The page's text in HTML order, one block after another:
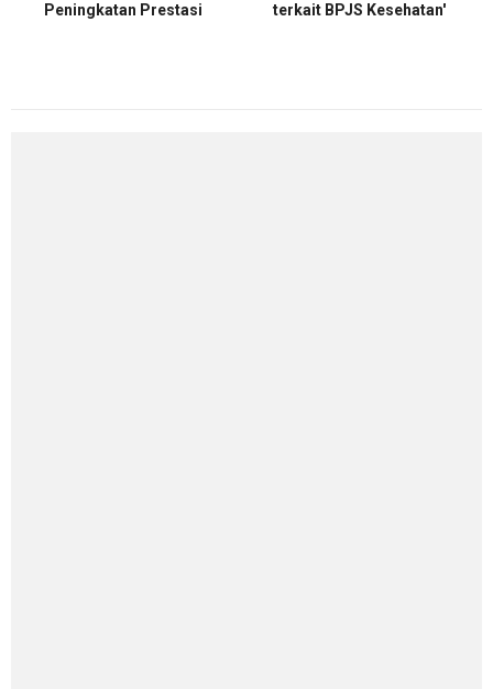
Peningkatan Prestasi
terkait BPJS Kesehatan'